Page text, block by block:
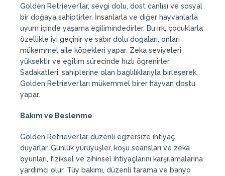
Golden Retriever’lar, sevgi dolu, dost canlısı ve sosyal
bir doğaya sahiptirler. İnsanlarla ve diğer hayvanlarla
uyum içinde yaşama eğilimindedirler. Bu ırk, çocuklarla
özellikle iyi geçinir ve sabır dolu doğaları, onları
mükemmel aile köpekleri yapar. Zeka seviyeleri
yüksektir ve eğitim sürecinde hızlı öğrenirler.
Sadakatleri, sahiplerine olan bağlılıklarıyla birleşerek,
Golden Retriever’ları mükemmel birer hayvan dostu
yapar.
Bakım ve Beslenme
Golden Retriever’lar düzenli egzersize ihtiyaç
duyarlar. Günlük yürüyüşler, koşu seansları ve zeka
oyunları, fiziksel ve zihinsel ihtiyaçlarını karşılamalarına
yardımcı olur. Tüy bakımı, düzenli tarama ve banyo